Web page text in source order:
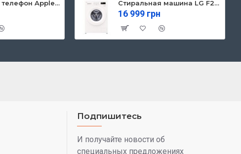
Мобильный телефон Apple iPhone 13 128GB Starlight (MLPG3) Стиральная машина LG F2Y1NS3W
16 999 грн
Подпишитесь
И получайте новости об
специальных предложениях